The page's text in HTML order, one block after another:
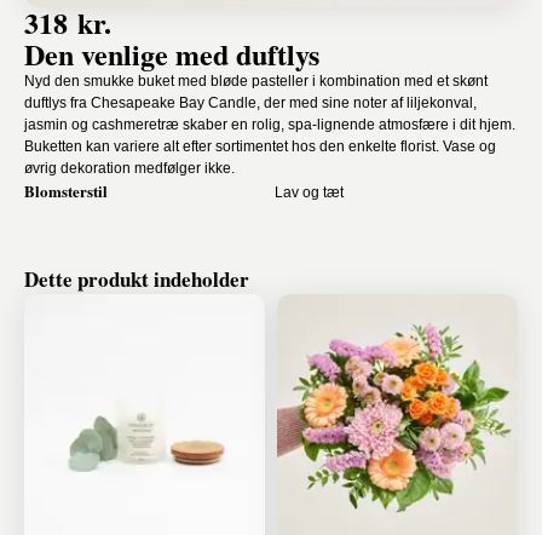
318 kr.
Den venlige med duftlys
Nyd den smukke buket med bløde pasteller i kombination med et skønt
duftlys fra Chesapeake Bay Candle, der med sine noter af liljekonval,
jasmin og cashmeretræ skaber en rolig, spa-lignende atmosfære i dit hjem.
Buketten kan variere alt efter sortimentet hos den enkelte florist. Vase og
øvrig dekoration medfølger ikke.
Blomsterstil Lav og tæt
Dette produkt indeholder